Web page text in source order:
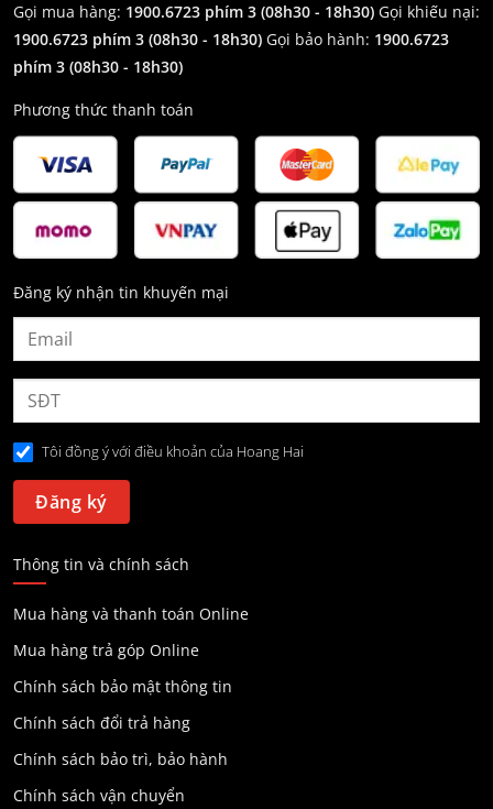
Gọi mua hàng: 1900.6723 phím 3 (08h30 - 18h30) Gọi khiếu nại:
1900.6723 phím 3 (08h30 - 18h30) Gọi bảo hành: 1900.6723
phím 3 (08h30 - 18h30)
Phương thức thanh toán
Đăng ký nhận tin khuyến mại
Tôi đồng ý với điều khoản của Hoang Hai
Thông tin và chính sách
Mua hàng và thanh toán Online
Mua hàng trả góp Online
Chính sách bảo mật thông tin
Chính sách đổi trả hàng
Chính sách bảo trì, bảo hành
Chính sách vận chuyển